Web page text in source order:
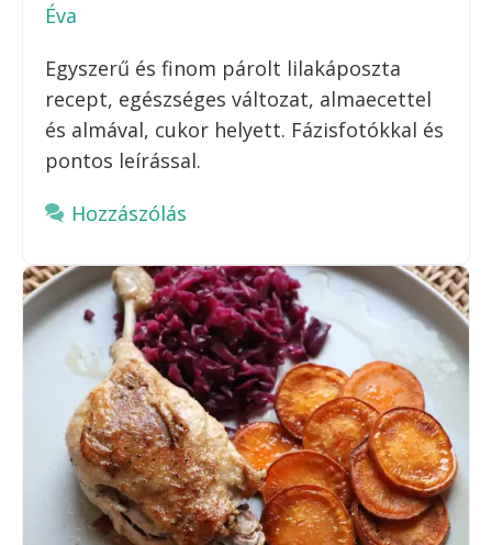
Éva
Egyszerű és finom párolt lilakáposzta
recept, egészséges változat, almaecettel
és almával, cukor helyett. Fázisfotókkal és
pontos leírással.
Hozzászólás